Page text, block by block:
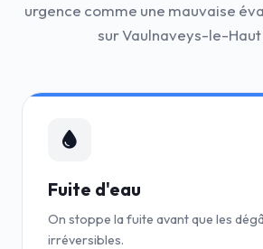
urgence comme une mauvaise
sur Vaulnaveys-le-Haut
Fuite d'eau
On stoppe la fuite avant que les
irréversibles.